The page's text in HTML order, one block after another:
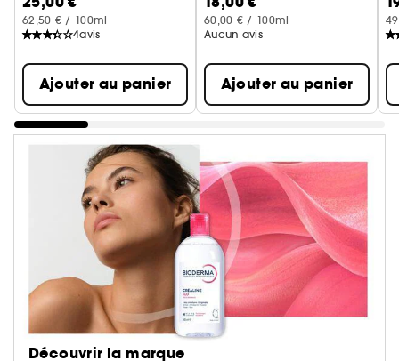
62,50 € / 100ml
4avis
Ajouter au panier
60,00 € / 100ml
Aucun avis
Ajouter au panier
Découvrir la marque